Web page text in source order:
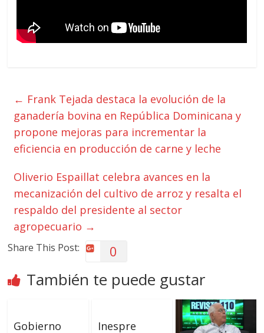
← Frank Tejada destaca la evolución de la
ganadería bovina en República Dominicana y
propone mejoras para incrementar la
eficiencia en producción de carne y leche
Oliverio Espaillat celebra avances en la
mecanización del cultivo de arroz y resalta el
respaldo del presidente al sector
agropecuario →
Share This Post: 0
También te puede gustar
Gobierno
Inespre